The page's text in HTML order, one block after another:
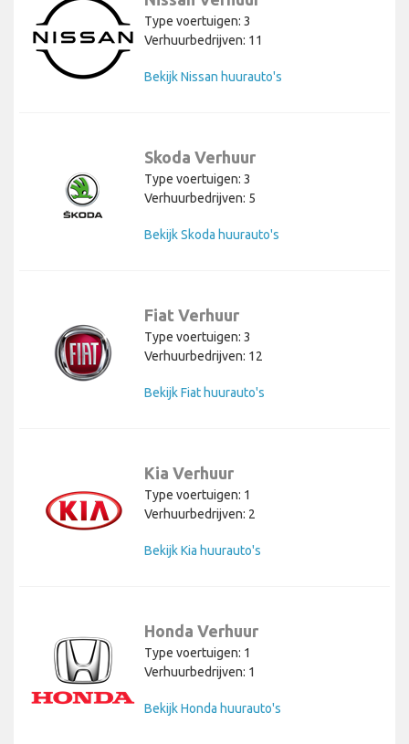
Type voertuigen: 3
Verhuurbedrijven: 11
Bekijk Nissan huurauto's
Skoda Verhuur
Type voertuigen: 3
Verhuurbedrijven: 5
Bekijk Skoda huurauto's
Fiat Verhuur
Type voertuigen: 3
Verhuurbedrijven: 12
Bekijk Fiat huurauto's
Kia Verhuur
Type voertuigen: 1
Verhuurbedrijven: 2
Bekijk Kia huurauto's
Honda Verhuur
Type voertuigen: 1
Verhuurbedrijven: 1
Bekijk Honda huurauto's